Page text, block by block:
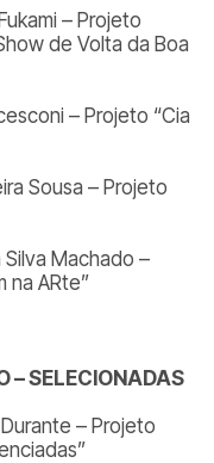
– Projeto
de Volta da Boa
– Projeto “Cia
Sousa – Projeto
Silva Machado –
na ARte”
– SELECIONADAS
– Projeto